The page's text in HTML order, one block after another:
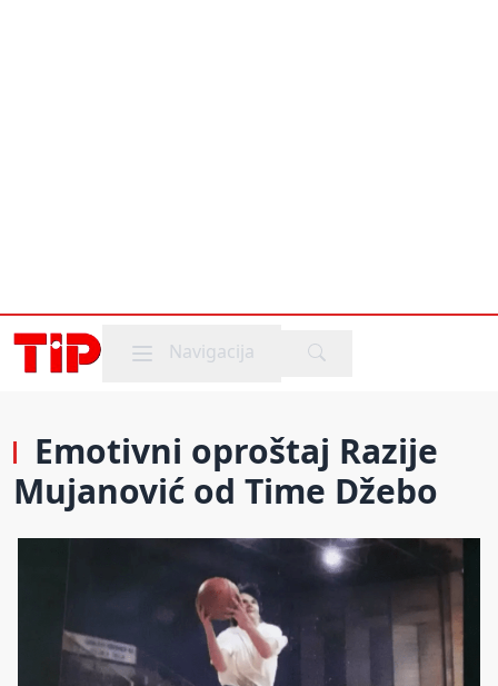
Mobile menu
Navigacija
Emotivni oproštaj Razije
Mujanović od Time Džebo